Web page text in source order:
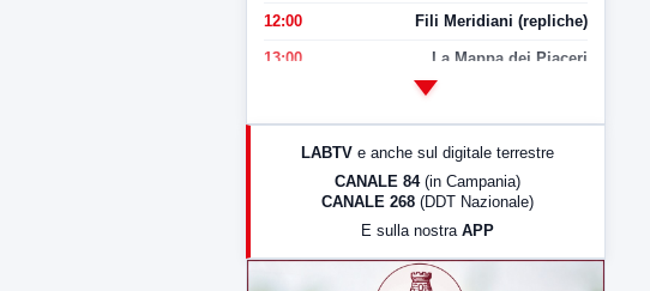
12:00 Fili Meridiani (repliche)
13:00 La Mappa dei Piaceri
LabNews (Diretta)
LabNews (replica)
LABTV e anche sul digitale terrestre
CANALE 84 (in Campania)
CANALE 268 (DDT Nazionale)
E sulla nostra APP